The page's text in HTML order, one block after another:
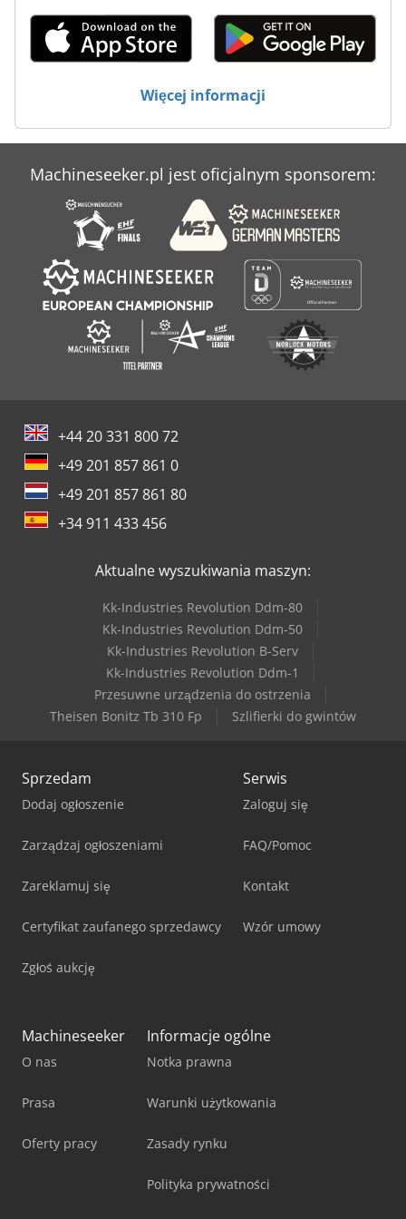
Maszyny Do Spawania
Więcej informacji
Machineseeker.pl jest oficjalnym sponsorem:
+44 20 331 800 72
+49 201 857 861 0
+49 201 857 861 80
+34 911 433 456
Aktualne wyszukiwania maszyn:
Kk-Industries Revolution Ddm-80
Kk-Industries Revolution Ddm-50
Kk-Industries Revolution B-Serv
Kk-Industries Revolution Ddm-1
Przesuwne urządzenia do ostrzenia
Theisen Bonitz Tb 310 Fp
Szlifierki do gwintów
Sprzedam
Dodaj ogłoszenie
Zarządzaj ogłoszeniami
Zareklamuj się
Certyfikat zaufanego sprzedawcy
Zgłoś aukcję
Serwis
Zaloguj się
FAQ/Pomoc
Kontakt
Wzór umowy
Machineseeker
O nas
Prasa
Oferty pracy
Informacje ogólne
Notka prawna
Warunki użytkowania
Zasady rynku
Polityka prywatności